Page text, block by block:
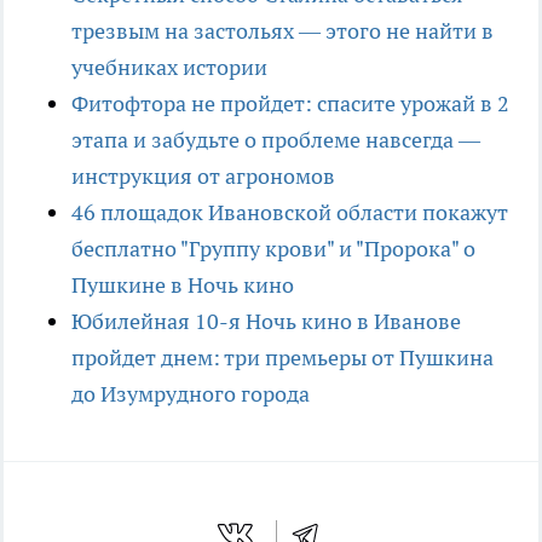
трезвым на застольях — этого не найти в
учебниках истории
Фитофтора не пройдет: спасите урожай в 2
этапа и забудьте о проблеме навсегда —
инструкция от агрономов
46 площадок Ивановской области покажут
бесплатно "Группу крови" и "Пророка" о
Пушкине в Ночь кино
Юбилейная 10-я Ночь кино в Иванове
пройдет днем: три премьеры от Пушкина
до Изумрудного города